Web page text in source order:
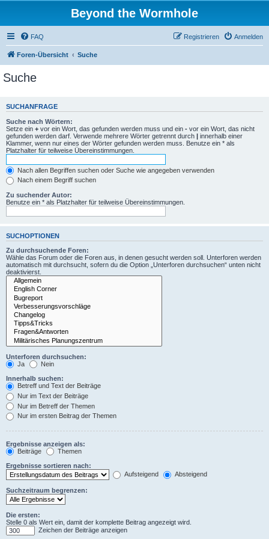
Beyond the Wormhole
FAQ Anmelden
Registrieren
Foren-Übersicht Suche
Suche
SUCHANFRAGE
Suche nach Wörtern:
Setze ein + vor ein Wort, das gefunden werden muss und ein - vor ein Wort, das nicht
gefunden werden darf. Verwende mehrere Wörter getrennt durch | innerhalb einer
Klammer, wenn nur eines der Wörter gefunden werden muss. Benutze ein * als
Platzhalter für teilweise Übereinstimmungen.
Nach allen Begriffen suchen oder Suche wie angegeben verwenden
Nach einem Begriff suchen
Zu suchender Autor:
Benutze ein * als Platzhalter für teilweise Übereinstimmungen.
SUCHOPTIONEN
Zu durchsuchende Foren:
Wähle das Forum oder die Foren aus, in denen gesucht werden soll. Unterforen werden
automatisch mit durchsucht, sofern du die Option „Unterforen durchsuchen“ unten nicht
deaktivierst.
Unterforen durchsuchen:
Ja
Nein
Innerhalb suchen:
Betreff und Text der Beiträge
Nur im Text der Beiträge
Nur im Betreff der Themen
Nur im ersten Beitrag der Themen
Ergebnisse anzeigen als:
Beiträge
Themen
Ergebnisse sortieren nach:
Aufsteigend
Absteigend
Suchzeitraum begrenzen:
Die ersten:
Stelle 0 als Wert ein, damit der komplette Beitrag angezeigt wird.
Zeichen der Beiträge anzeigen